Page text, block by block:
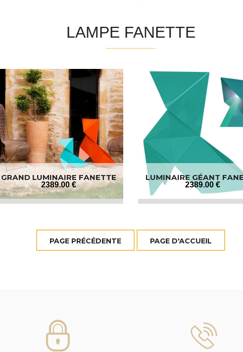
LAMPE FANETTE
GRAND LUMINAIRE FANETTE
2389.00 €
LUMINAIRE GÉANT
2389.00 €